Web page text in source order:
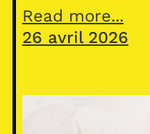
Read more...
26 avril 2026